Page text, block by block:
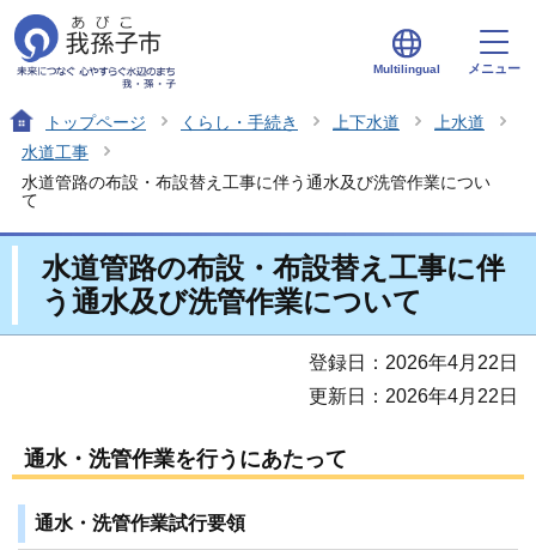
Multilingual メニュー
トップページ くらし・手続き 上下水道
上水道
水道工事
水道管路の布設・布設替え工事に伴う通水及び洗管作業につい
て
水道管路の布設・布設替え工事に伴
う通水及び洗管作業について
登録日：2026年4月22日
更新日：2026年4月22日
通水・洗管作業を行うにあたって
通水・洗管作業試行要領